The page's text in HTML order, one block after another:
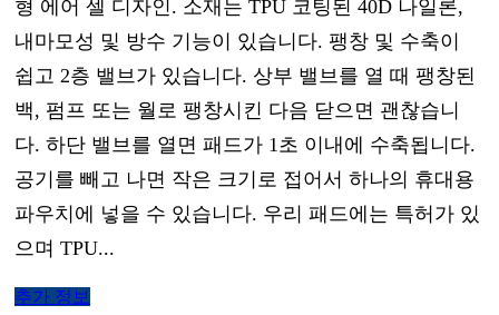
형 에어 셀 디자인. 소재는 TPU 코팅된 40D 나일론,
내마모성 및 방수 기능이 있습니다. 팽창 및 수축이
쉽고 2층 밸브가 있습니다. 상부 밸브를 열 때 팽창된
백, 펌프 또는 월로 팽창시킨 다음 닫으면 괜찮습니
다. 하단 밸브를 열면 패드가 1초 이내에 수축됩니다.
공기를 빼고 나면 작은 크기로 접어서 하나의 휴대용
파우치에 넣을 수 있습니다. 우리 패드에는 특허가 있
으며 TPU...
추가 정보